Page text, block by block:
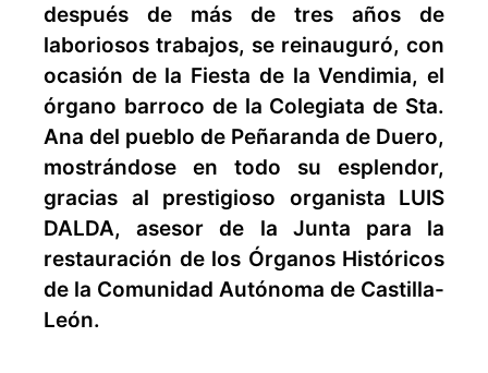
después de más de tres años de
laboriosos trabajos, se reinauguró, con
ocasión de la Fiesta de la Vendimia, el
órgano barroco de la Colegiata de Sta.
Ana del pueblo de Peñaranda de Duero,
mostrándose en todo su esplendor,
gracias al prestigioso organista LUIS
DALDA, asesor de la Junta para la
restauración de los Órganos Históricos
de la Comunidad Autónoma de Castilla-
León.